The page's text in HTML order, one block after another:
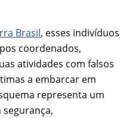
Brasil, esses indivíduos
coordenados,
atividades com falsos
a embarcar em
representa um